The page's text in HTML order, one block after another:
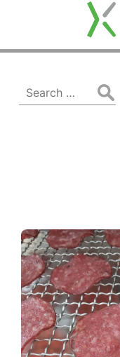
木
原
製
Search
for: